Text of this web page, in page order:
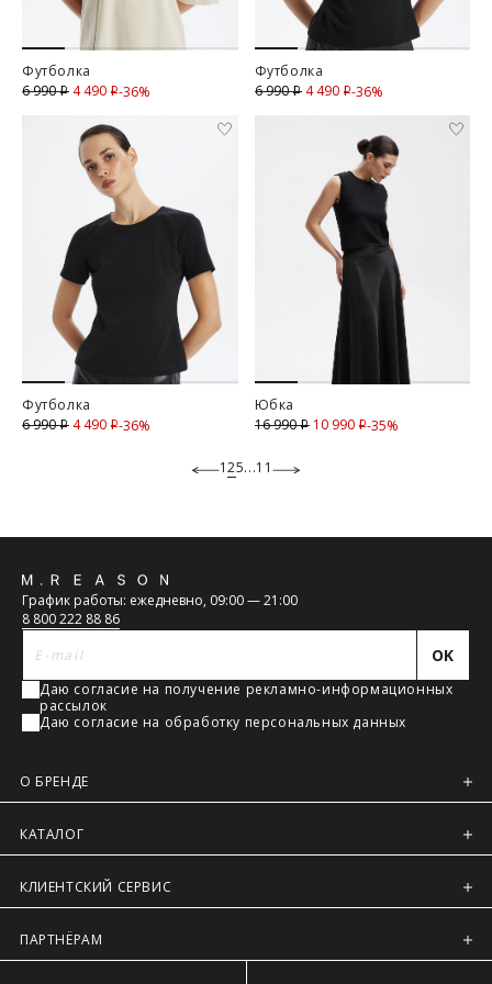
Футболка
6 990i 4 490 iСкидка
-36%
Футболка
6 990i 4 490 iСкидка
-36%
Футболка
6 990i 4 490 iСкидка
-36%
Юбка
16 990i 10 990 iСкидка
-35%
125...11
Обратная
связь
График работы: ежедневно, 09:00 — 21:00
8 800 222 88 86
OK
Даю согласие на получение рекламно-информационных
рассылок
Даю согласие на обработку персональных данных
О БРЕНДЕ
КАТАЛОГ
КЛИЕНТСКИЙ СЕРВИС
ПАРТНЁРАМ